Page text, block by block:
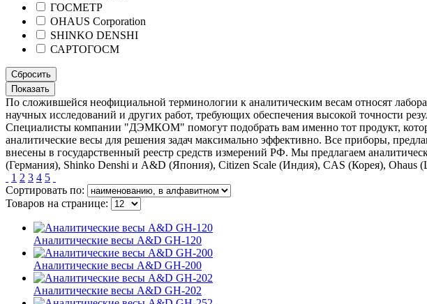
ГОСМЕТР
OHAUS Corporation
SHINKO DENSHI
САРТОГОСМ
По сложившейся неофициальной терминологии к аналитическим весам относят
научных исследований и других работ, требующих обеспечения высокой точности
Специалисты компании "ДЭМКОМ" помогут подобрать вам именно тот продукт,
аналитические весы для решения задач максимально эффективно. Все приборы,
внесены в государственный реестр средств измерений РФ. Мы предлагаем
(Германия), Shinko Denshi и A&D (Япония), Citizen Scale (Индия), CAS (Корея),
1 2 3 4 5
Сортировать по:
Товаров на странице:
Аналитические весы A&D GH-120
Аналитические весы A&D GH-200
Аналитические весы A&D GH-202